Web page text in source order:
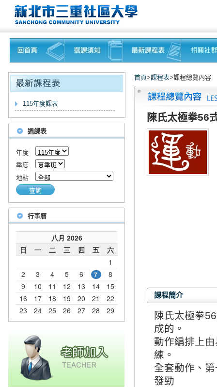
115年度課表
週課表
年度
季度
地點
查詢
行事曆
首頁>課程表>課程總覽內容
陳氏太極拳56
課程簡介
陳氏太極拳
成的。
動作編排上
練。
全套動作、
發勁